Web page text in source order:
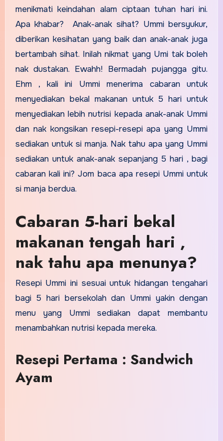
menikmati keindahan alam ciptaan tuhan hari ini.
Apa khabar? Anak-anak sihat? Ummi bersyukur,
diberikan kesihatan yang baik dan anak-anak juga
bertambah sihat. Inilah nikmat yang Umi tak boleh
nak dustakan. Ewahh! Bermadah pujangga gitu.
Ehm , kali ini Ummi menerima cabaran untuk
menyediakan bekal makanan untuk 5 hari untuk
menyediakan lebih nutrisi kepada anak-anak Ummi
dan nak kongsikan resepi-resepi apa yang Ummi
sediakan untuk si manja. Nak tahu apa yang Ummi
sediakan untuk anak-anak sepanjang 5 hari , bagi
cabaran kali ini? Jom baca apa resepi Ummi untuk
si manja berdua.
Cabaran 5-hari bekal
makanan tengah hari ,
nak tahu apa menunya?
Resepi Ummi ini sesuai untuk hidangan tengahari
bagi 5 hari bersekolah dan Ummi yakin dengan
menu yang Ummi sediakan dapat membantu
menambahkan nutrisi kepada mereka.
Resepi Pertama : Sandwich
Ayam